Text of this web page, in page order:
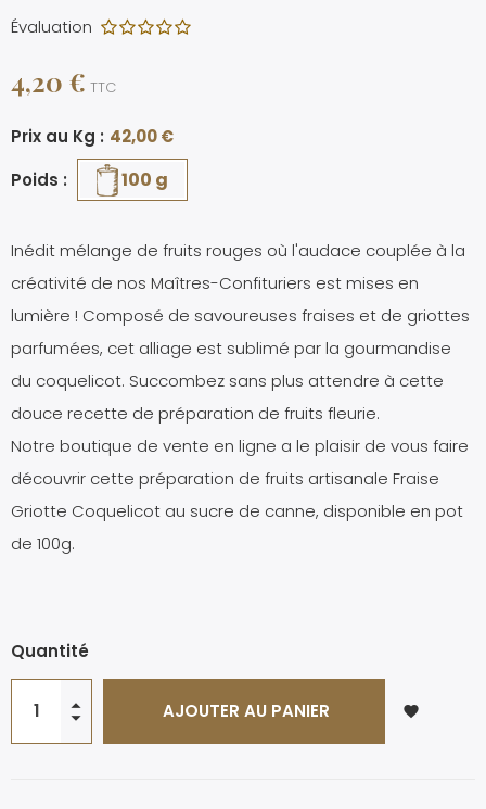
Évaluation
4,20 € TTC
Prix au Kg : 42,00 €
Poids :
100 g
Inédit mélange de fruits rouges où l'audace couplée à la
créativité de nos Maîtres-Confituriers est mises en
lumière ! Composé de savoureuses fraises et de griottes
parfumées, cet alliage est sublimé par la gourmandise
du coquelicot. Succombez sans plus attendre à cette
douce recette de préparation de fruits fleurie.
Notre boutique de vente en ligne a le plaisir de vous faire
découvrir cette préparation de fruits artisanale Fraise
Griotte Coquelicot au sucre de canne, disponible en pot
de 100g.
Quantité
AJOUTER AU PANIER favorite